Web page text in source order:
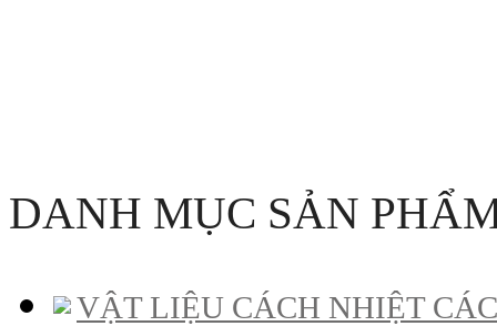
DANH MỤC SẢN
VẬT LIỆU CÁCH NHIỆT